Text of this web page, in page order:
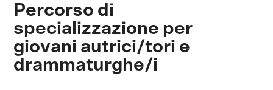
Percorso di
specializzazione per
giovani autrici/tori e
drammaturghe/i